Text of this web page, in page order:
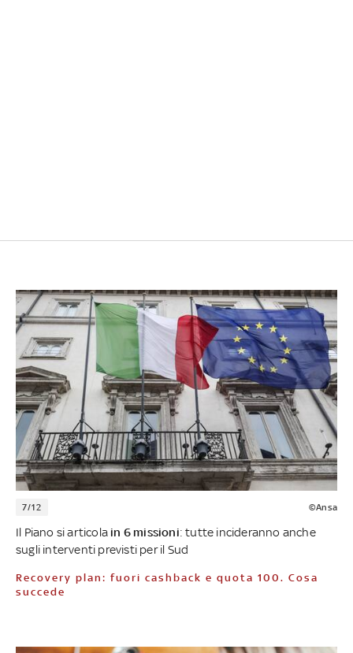
7/12 ©Ansa
Il Piano si articola in 6 missioni: tutte incideranno anche
sugli interventi previsti per il Sud
Recovery plan: fuori cashback e quota 100. Cosa
succede